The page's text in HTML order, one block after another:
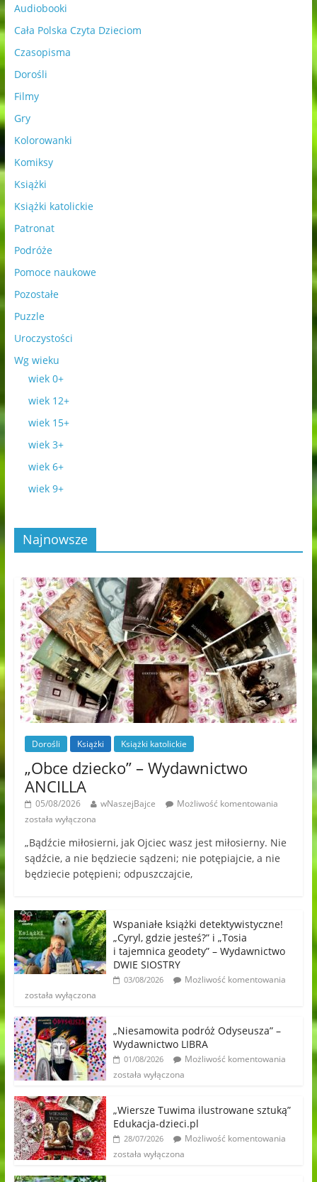
Audiobooki
Cała Polska Czyta Dzieciom
Czasopisma
Dorośli
Filmy
Gry
Kolorowanki
Komiksy
Książki
Książki katolickie
Patronat
Podróże
Pomoce naukowe
Pozostałe
Puzzle
Uroczystości
Wg wieku
wiek 0+
wiek 12+
wiek 15+
wiek 3+
wiek 6+
wiek 9+
Najnowsze
Dorośli Książki Książki katolickie
„Obce dziecko” – Wydawnictwo
ANCILLA
05/08/2026 wNaszejBajce
Możliwość komentowania
została wyłączona
„Bądźcie miłosierni, jak Ojciec wasz jest miłosierny. Nie
sądźcie, a nie będziecie sądzeni; nie potępiajcie, a nie
będziecie potępieni; odpuszczajcie,
Wspaniałe książki detektywistyczne!
„Cyryl, gdzie jesteś?” i „Tosia
i tajemnica geodety” – Wydawnictwo
DWIE SIOSTRY
03/08/2026
Możliwość komentowania
została wyłączona
„Niesamowita podróż Odyseusza” –
Wydawnictwo LIBRA
01/08/2026
Możliwość komentowania
została wyłączona
„Wiersze Tuwima ilustrowane sztuką”
Edukacja-dzieci.pl
28/07/2026
Możliwość komentowania
została wyłączona